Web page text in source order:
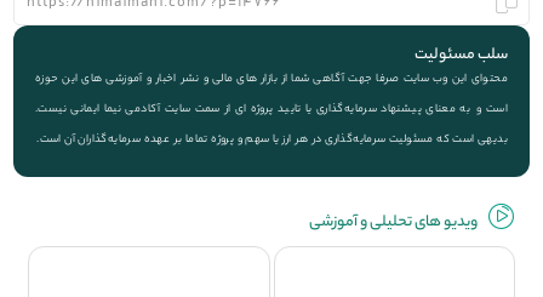
سلب مسئولیت
محتوای این وب سایت صرفا جهت آگاهی شما از بازار های مالی و نشر اخبار و آموزشی های این حوزه
است و به معنای پیشنهاد سرمایه‌گذاری یا تایید پروژه ای از سمت سایت آکادمی نیما ایمانی نیست.
بدیهی است که مسئولیت سرمایه‌گذاری در هر ارز یا سهم و پروژه تماما بر عهده سرمایه‌گذاران آن است.
ویديو های تحلیلی و آموزشی